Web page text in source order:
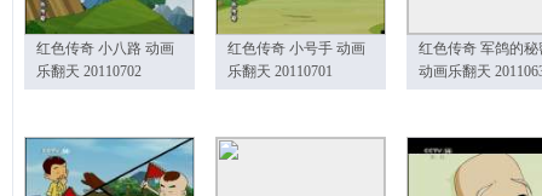
红色传奇 小八路 动画
乐翻天 20110702
红色传奇 小号手 动画
乐翻天 20110701
红色传奇 军鸽的秘
动画乐翻天